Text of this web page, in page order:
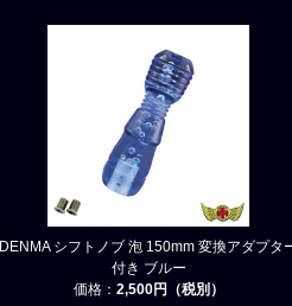
DENMA シフトノブ 泡 150mm 変換アダプタ
付き ブルー
価格： 2,500円（税別）